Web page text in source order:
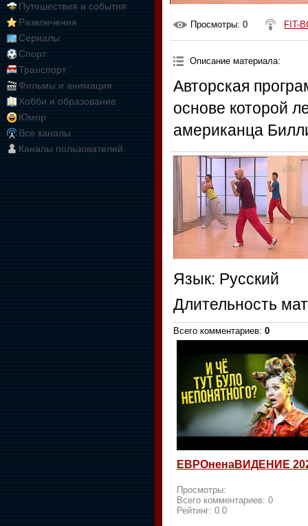
Путешествия и события
Развлечения
Сериалы
Спорт
Транспорт
Фильмы и анимация
Хобби и образование
Юмор
Все каналы
Каналы пользователей
Просмотры: 0 FIT-
Описание материала:
Авторская
основе которой
американца
Язык: Русский
Длительность
Всего комментариев: 0
ЕВРОненаВИДЕНИЕ
Просмотры:
Всего комментариев: 0
Рейтинг: 0.0